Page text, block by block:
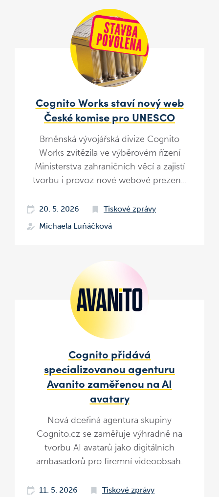
Cognito Works staví nový web
České komise pro UNESCO
Brněnská vývojářská divize Cognito
Works zvítězila ve výběrovém řízení
Ministerstva zahraničních věcí a zajistí
tvorbu i provoz nové webové prezen...
20. 5. 2026
Tiskové zprávy
Michaela Luňáčková
Cognito přidává
specializovanou agenturu
Avanito zaměřenou na AI
avatary
Nová dceřiná agentura skupiny
Cognito.cz se zaměřuje výhradně na
tvorbu AI avatarů jako digitálních
ambasadorů pro firemní videoobsah.
11. 5. 2026
Tiskové zprávy